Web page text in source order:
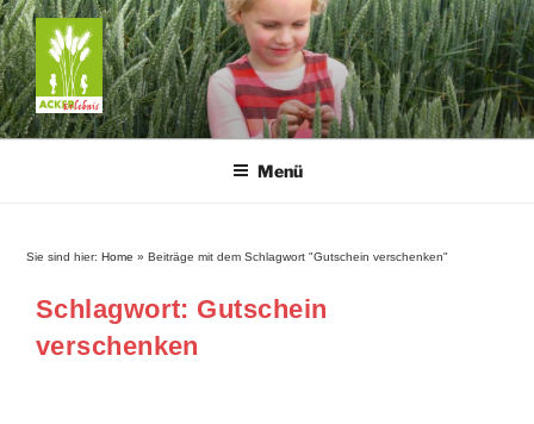
Zum
Inhalt
springen
ACKERERLEBNIS
Pflanzenwissen: lebendig • kreativ • entspannend
Menü
Sie sind hier: Home » Beiträge mit dem Schlagwort "Gutschein verschenken"
Schlagwort: Gutschein
verschenken